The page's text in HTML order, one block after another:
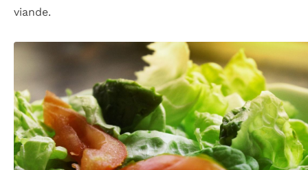
viande.